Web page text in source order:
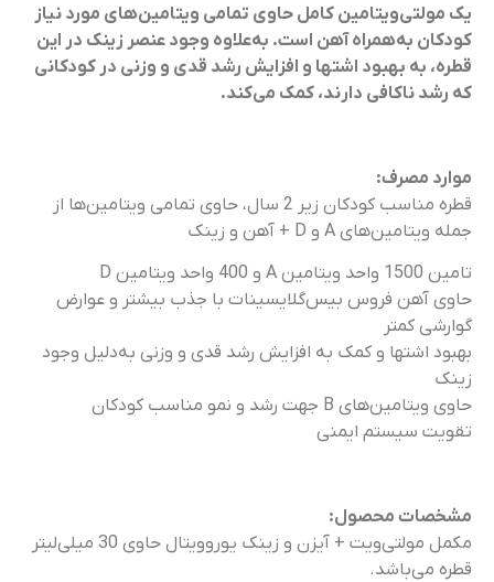
یک مولتی‌ویتامین کامل حاوی تمامی ویتامین‌های مورد نیاز
کودکان به‌همراه آهن است. به‌علاوه وجود عنصر زینک در این
قطره، به بهبود اشتها و افزایش رشد قدی و وزنی در کودکانی
که رشد ناکافی دارند، کمک می‌کند.
موارد مصرف:
قطره مناسب کودکان زیر 2 سال، حاوی تمامی ویتامین‌ها از
جمله ویتامین‌های A و D + آهن و زینک
تامین 1500 واحد ویتامین A و 400 واحد ویتامین D
حاوی آهن فروس بیس‌گلایسینات با جذب بیشتر و عوارض
گوارشی کمتر
بهبود اشتها و کمک به افزایش رشد قدی و وزنی به‌دلیل وجود
زینک
حاوی ویتامین‌های B جهت رشد و نمو مناسب کودکان
تقویت سیستم ایمنی
مشخصات محصول:
مکمل مولتی‌ویت + آیزن و زینک یوروویتال حاوی 30 میلی‌لیتر
قطره می‌باشد.